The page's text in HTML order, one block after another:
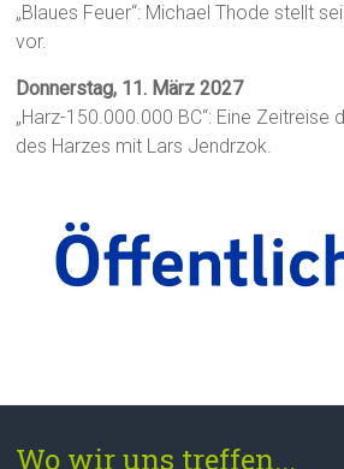
„Blaues Feuer“: Michael Thode stellt
vor.
Donnerstag, 11. März 2027
„Harz-150.000.000 BC“: Eine Zeitreise
des Harzes mit Lars Jendrzok.
Wo wir uns treffen...